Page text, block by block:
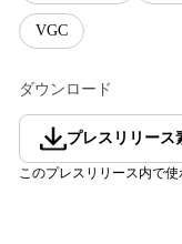
VGC
ダウンロード
プレスリリース
このプレスリリース内で